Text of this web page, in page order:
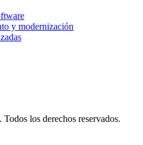
y modernización
Todos los derechos reservados.